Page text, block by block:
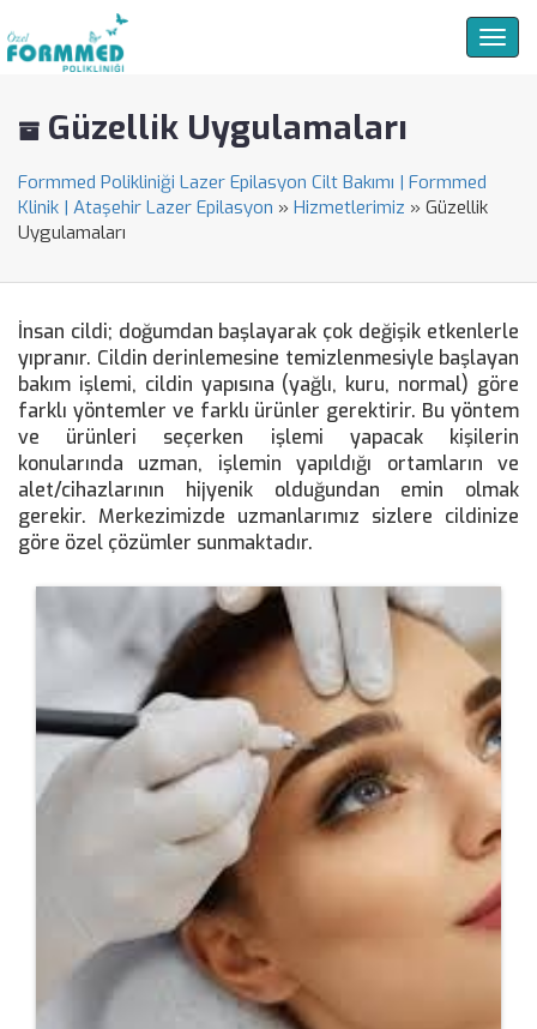
Güzellik Uygulamaları
Formmed Polikliniği Lazer Epilasyon Cilt Bakımı | Formmed
Klinik | Ataşehir Lazer Epilasyon » Hizmetlerimiz » Güzellik
Uygulamaları
İnsan cildi; doğumdan başlayarak çok değişik etkenlerle
yıpranır. Cildin derinlemesine temizlenmesiyle başlayan
bakım işlemi, cildin yapısına (yağlı, kuru, normal) göre
farklı yöntemler ve farklı ürünler gerektirir. Bu yöntem
ve ürünleri seçerken işlemi yapacak kişilerin
konularında uzman, işlemin yapıldığı ortamların ve
alet/cihazlarının hijyenik olduğundan emin olmak
gerekir. Merkezimizde uzmanlarımız sizlere cildinize
göre özel çözümler sunmaktadır.